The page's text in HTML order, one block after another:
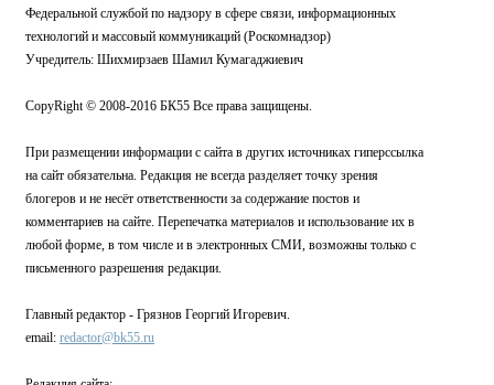
Федеральной службой по надзору в сфере связи, информационных
технологий и массовый коммуникаций (Роскомнадзор)
Учредитель: Шихмирзаев Шамил Кумагаджиевич
CopyRight © 2008-2016 БК55 Все права защищены.
При размещении информации с сайта в других источниках гиперссылка
на сайт обязательна. Редакция не всегда разделяет точку зрения
блогеров и не несёт ответственности за содержание постов и
комментариев на сайте. Перепечатка материалов и использование их в
любой форме, в том числе и в электронных СМИ, возможны только с
письменного разрешения редакции.
Главный редактор - Грязнов Георгий Игоревич.
email: redactor@bk55.ru